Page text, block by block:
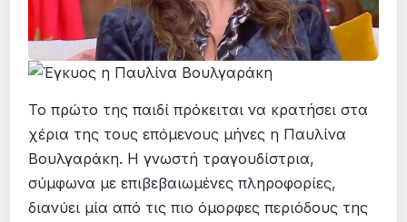
Το πρώτο της παιδί πρόκειται να κρατήσει στα
χέρια της τους επόμενους μήνες η Παυλίνα
Βουλγαράκη. Η γνωστή τραγουδίστρια,
σύμφωνα με επιβεβαιωμένες πληροφορίες,
διανύει μία από τις πιο όμορφες περιόδους της